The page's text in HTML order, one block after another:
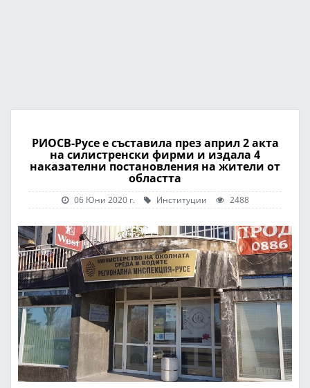
РИОСВ-Русе е съставила през април 2 акта
на силистренски фирми и издала 4
наказателни постановления на жители от
областта
06 Юни 2020 г. Институции 2488